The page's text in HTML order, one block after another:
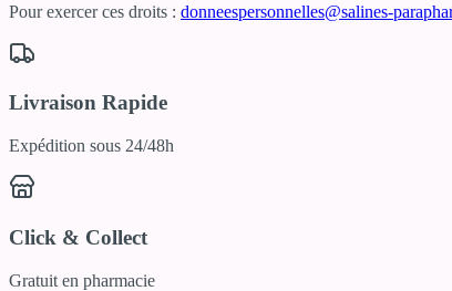
Pour exercer ces droits : donneespersonnelles@salines-
Livraison Rapide
Expédition sous 24/48h
Click & Collect
Gratuit en pharmacie